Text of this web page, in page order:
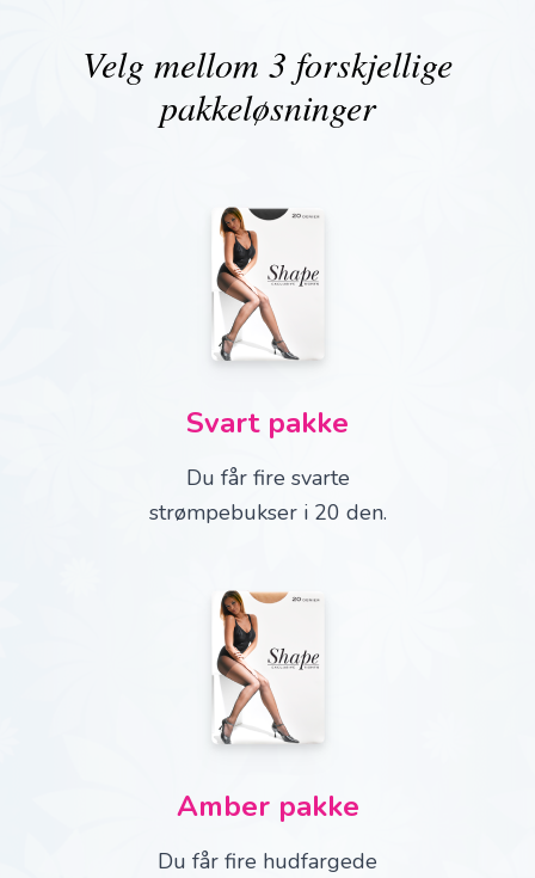
Velg mellom 3 forskjellige
pakkeløsninger
Svart pakke
Du får fire svarte
strømpebukser i 20 den.
Amber pakke
Du får fire hudfargede